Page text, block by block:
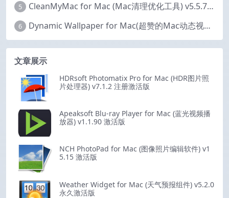
5 CleanMyMac for Mac (Mac清理优化工具) v5.5.7 激活版
6 Dynamic Wallpaper for Mac(超赞的Mac动态视频壁纸) v25.4 激活版
文章展示
HDRsoft Photomatix Pro for Mac (HDR图片照
片处理器) v7.1.2 注册激活版
Apeaksoft Blu-ray Player for Mac (蓝光视频播
放器) v1.1.90 激活版
NCH PhotoPad for Mac (图像照片编辑软件) v1
5.15 激活版
Weather Widget for Mac (天气预报组件) v5.2.0
永久激活版